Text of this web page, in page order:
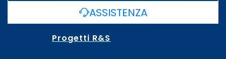
ASSISTENZA
Progetti R&S